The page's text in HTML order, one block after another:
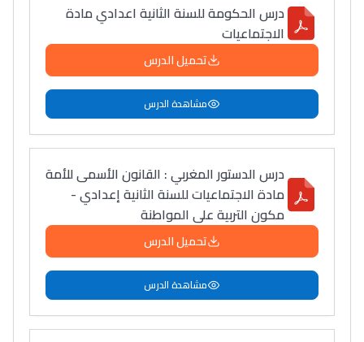
درس الحكومة للسنة الثانية اعدادي مادة
الاجتماعيات
تحميل الدرس
مشاهدة الدرس
درس الدستور المغربي : القانون الأسمى للأمة
مادة الاجتماعيات للسنة الثانية إعدادي -
مكون التربية على المواطنة
تحميل الدرس
مشاهدة الدرس